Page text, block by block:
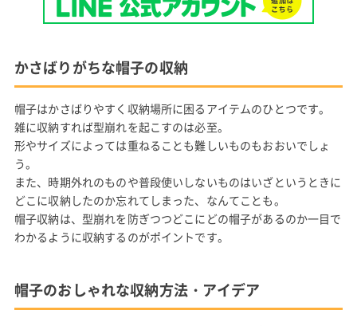
かさばりがちな帽子の収納
帽子はかさばりやすく収納場所に困るアイテムのひとつです。
雑に収納すれば型崩れを起こすのは必至。
形やサイズによっては重ねることも難しいものもおおいでしょ
う。
また、時期外れのものや普段使いしないものはいざというときに
どこに収納したのか忘れてしまった、なんてことも。
帽子収納は、型崩れを防ぎつつどこにどの帽子があるのか一目で
わかるように収納するのがポイントです。
帽子のおしゃれな収納方法・アイデア